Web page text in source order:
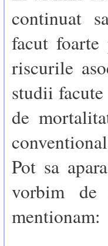
continuat
facut foarte
riscurile
studii
de
Pot sa
vorbim de
mentionam: